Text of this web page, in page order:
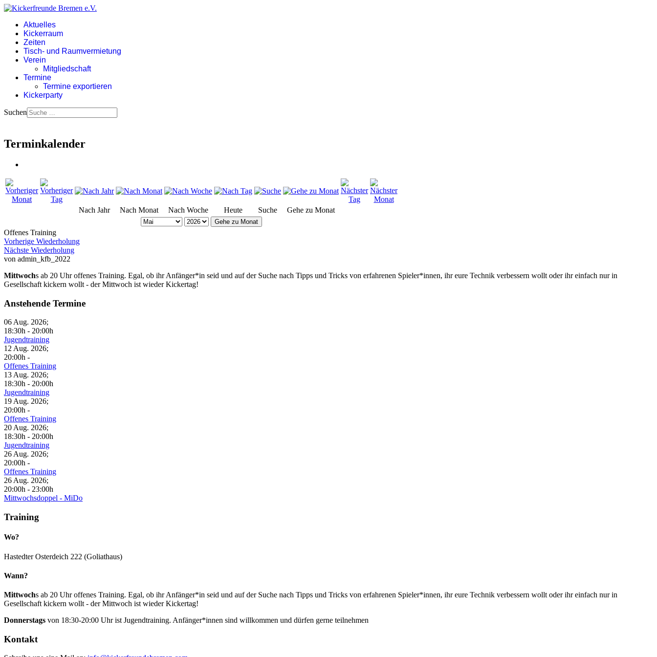
Aktuelles
Kickerraum
Zeiten
Tisch- und Raumvermietung
Verein
Mitgliedschaft
Termine
Termine exportieren
Kickerparty
Suchen
Terminkalender
Nach Jahr Nach Monat Nach Woche Heute Suche Gehe zu Monat
Gehe zu Monat
Offenes Training
Vorherige Wiederholung
Nächste Wiederholung
von admin_kfb_2022
Mittwochs ab 20 Uhr offenes Training. Egal, ob ihr Anfänger*in seid und auf der Suche nach Tipps und Tricks von erfahrenen Spieler*innen, ihr eure Technik verbessern wollt oder ihr einfach nur in
Gesellschaft kickern wollt - der Mittwoch ist wieder Kickertag!
Anstehende Termine
06 Aug. 2026;
18:30h - 20:00h
Jugendtraining
12 Aug. 2026;
20:00h -
Offenes Training
13 Aug. 2026;
18:30h - 20:00h
Jugendtraining
19 Aug. 2026;
20:00h -
Offenes Training
20 Aug. 2026;
18:30h - 20:00h
Jugendtraining
26 Aug. 2026;
20:00h -
Offenes Training
26 Aug. 2026;
20:00h - 23:00h
Mittwochsdoppel - MiDo
Training
Wo?
Hastedter Osterdeich 222 (Goliathaus)
Wann?
Mittwochs ab 20 Uhr offenes Training. Egal, ob ihr Anfänger*in seid und auf der Suche nach Tipps und Tricks von erfahrenen Spieler*innen, ihr eure Technik verbessern wollt oder ihr einfach nur in
Gesellschaft kickern wollt - der Mittwoch ist wieder Kickertag!
Donnerstags von 18:30-20:00 Uhr ist Jugendtraining. Anfänger*innen sind willkommen und dürfen gerne teilnehmen
Kontakt